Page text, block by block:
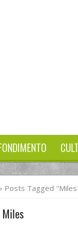
Posts Tagged
Miles